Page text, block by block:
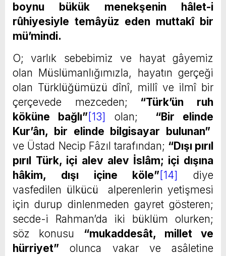
boynu bükük menekşenin hâlet-i
rûhiyesiyle temâyüz eden muttakî bir
mü’mindi.
O; varlık sebebimiz ve hayat gâyemiz
olan Müslümanlığımızla, hayatın gerçeği
olan Türklüğümüzü dînî, millî ve ilmî bir
çerçevede mezceden; “Türk’ün ruh
köküne bağlı” [13] olan; “Bir elinde
Kur’ân, bir elinde bilgisayar bulunan”
ve Üstad Necip Fâzıl tarafından; “Dışı pırıl
pırıl Türk, içi alev alev İslâm; içi dışına
hâkim, dışı içine köle” [14] diye
vasfedilen ülkücü alperenlerin yetişmesi
için durup dinlenmeden gayret gösteren;
secde-i Rahman’da iki büklüm olurken;
söz konusu “mukaddesât, millet ve
hürriyet” olunca vakar ve asâletine